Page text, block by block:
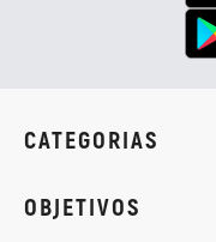
CATEGORIAS
OBJETIVOS